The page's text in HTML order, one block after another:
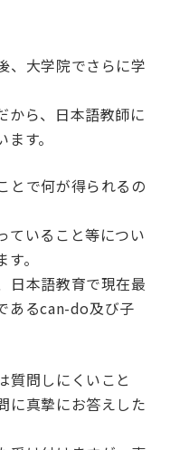
、大学院でさらに学
から、日本語教師に
す。
とで何が得られるの
ていること等につい
。
日本語教育で現在最
あるcan-do及び子
質問しにくいこと
に真摯にお答えした